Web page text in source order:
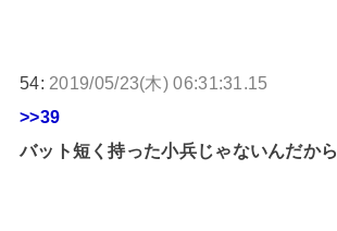
54: 2019/05/23(木) 06:31:31.15
>>39
バット短く持った小兵じゃないんだから